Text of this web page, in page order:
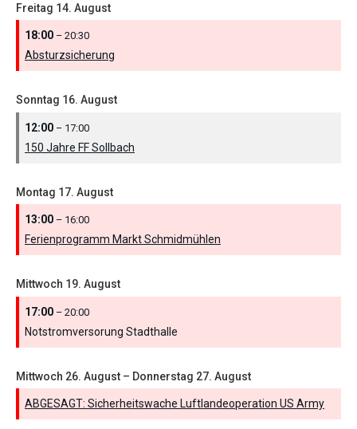
Freitag 14. August
18:00 – 20:30
Absturzsicherung
Sonntag 16. August
12:00 – 17:00
150 Jahre FF Sollbach
Montag 17. August
13:00 – 16:00
Ferienprogramm Markt Schmidmühlen
Mittwoch 19. August
17:00 – 20:00
Notstromversorung Stadthalle
Mittwoch 26. August – Donnerstag 27. August
ABGESAGT: Sicherheitswache Luftlandeoperation US Army